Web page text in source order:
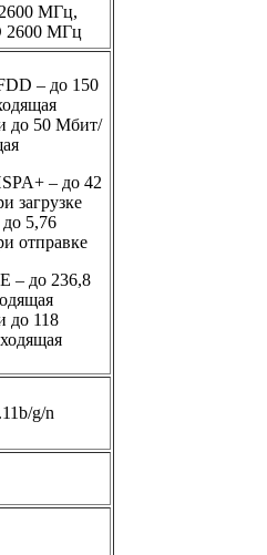
МГц,
2600 МГц
– до 150
до 50 Мбит/
– до 42
загрузке
5,76
отправке
– до 236,8
до 118
g/n